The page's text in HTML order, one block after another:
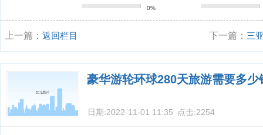
0%
上一篇： 返回栏目 下一篇： 三
宜？
豪华游轮环球280天旅游需要多少
日期:2022-11-01 11:35 点击:2254